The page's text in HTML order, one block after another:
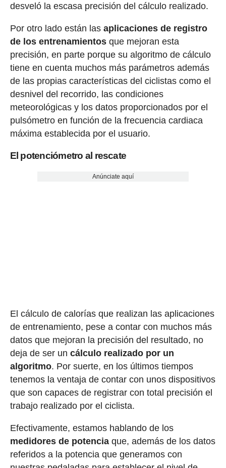
desveló la escasa precisión del cálculo realizado.
Por otro lado están las aplicaciones de registro
de los entrenamientosque mejoran esta
precisión, en parte porque su algoritmo de cálculo
tiene en cuenta muchos más parámetros además
de las propias características del ciclistas como el
desnivel del recorrido, las condiciones
meteorológicas y los datos proporcionados por el
pulsómetro en función de la frecuencia cardiaca
máxima establecida por el usuario.
El potenciómetro al rescate
Anúnciate aquí
El cálculo de calorías que realizan las aplicaciones
de entrenamiento, pese a contar con muchos más
datos que mejoran la precisión del resultado, no
deja de ser un cálculo realizado por un
algoritmo. Por suerte, en los últimos tiempos
tenemos la ventaja de contar con unos dispositivos
que son capaces de registrar con total precisión el
trabajo realizado por el ciclista.
Efectivamente, estamos hablando de los
medidores de potenciaque, además de los datos
referidos a la potencia que generamos con